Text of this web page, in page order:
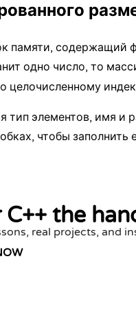
памяти, содержащий
одно число, то
целочисленному
тип элементов, имя и
чтобы заполнить
C++ the
real projects, and